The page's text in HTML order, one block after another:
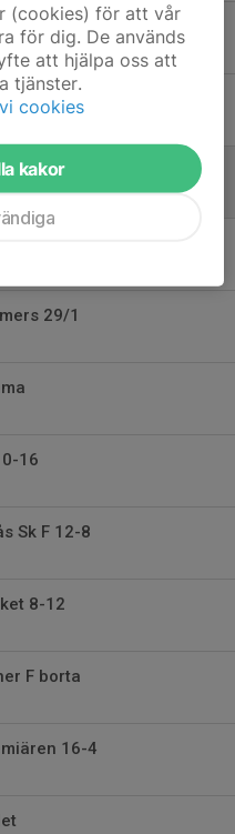
till 2:an
kvalspel
5/3
29/1
16
Sk F 12-8
8-12
F borta
16-4
(cookies) för att vår
för dig. De används
att hjälpa oss att
tjänster.
cookies
kakor